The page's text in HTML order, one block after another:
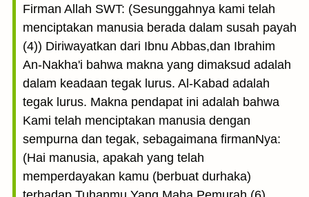
Firman Allah SWT: (Sesunggahnya kami telah
menciptakan manusia berada dalam susah payah
(4)) Diriwayatkan dari Ibnu Abbas,dan Ibrahim
An-Nakha'i bahwa makna yang dimaksud adalah
dalam keadaan tegak lurus. Al-Kabad adalah
tegak lurus. Makna pendapat ini adalah bahwa
Kami telah menciptakan manusia dengan
sempurna dan tegak, sebagaimana firmanNya:
(Hai manusia, apakah yang telah
memperdayakan kamu (berbuat durhaka)